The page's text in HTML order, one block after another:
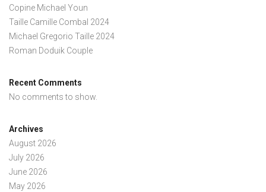
Copine Michael Youn
Taille Camille Combal 2024
Michael Gregorio Taille 2024
Roman Doduik Couple
Recent Comments
No comments to show.
Archives
August 2026
July 2026
June 2026
May 2026